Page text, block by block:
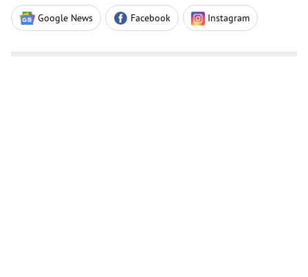
Google News Facebook Instagram